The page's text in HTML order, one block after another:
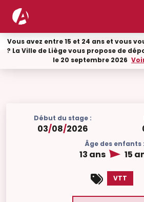
Vous avez entre 15 et 24 ans et vous
? La Ville de Liège vous propose de
le 20 septembre 2026
Début du stage :
03/08/2026
Âge des enfants :
13 ans 15
VTT